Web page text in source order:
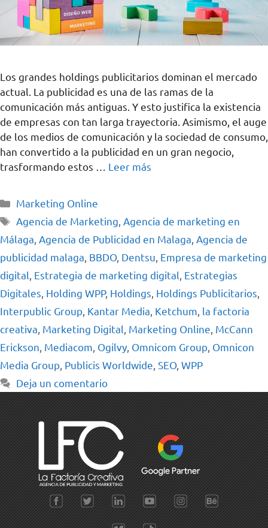
Los grandes holdings publicitarios dominan el mercado
actual. La publicidad es una de las ramas de la
comunicación más antiguas. Y esto justifica la existencia
de empresas con tan larga trayectoria. Asimismo, el auge
de los medios de comunicación y la sociedad de consumo,
han convertido a la publicidad en un gran negocio,
trasformando estos … Leer más
Marketing Online
Agencia de Marketing Agencia de marketing en
Málaga Agencia de Publicidad en Malaga Agencia de
publicidad malaga BBDO, Dentsu Empresa de marketing
digital Estrategia de marketing digital Estrategias
Digitales Holding WPP, Holdings Holdings Publicitarios
Interpublic Group Kantar Media Ketchum la factoria
creativa Marketing Digital Marketing Online McCann
Erickson Mediacom Ogilvy Omnicom Group Omnicon
Media Group Publicis Worldwide SEO, WPP
Deja un comentario